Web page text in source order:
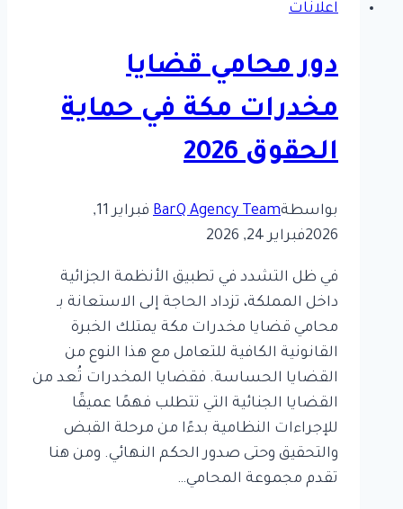
وفق
السعودي
اعلانات
دور محامي قضايا
مخدرات مكة في حماية
الحقوق 2026
بواسطةBarQ Agency Team
فبراير 11,
2026فبراير 24, 2026
في ظل التشدد في تطبيق الأنظمة الجزائية
داخل المملكة، تزداد الحاجة إلى الاستعانة بـ
محامي قضايا مخدرات مكة يمتلك الخبرة
القانونية الكافية للتعامل مع هذا النوع من
القضايا الحساسة. فقضايا المخدرات تُعد من
القضايا الجنائية التي تتطلب فهمًا عميقًا
للإجراءات النظامية بدءًا من مرحلة القبض
والتحقيق وحتى صدور الحكم النهائي. ومن هنا
تقدم مجموعة المحامي…